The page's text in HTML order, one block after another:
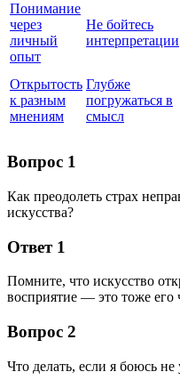
Понимание
через
личный
опыт
Не бойтесь
интерпретации
Открытость
к разным
мнениям
Глубже
погружаться в
смысл
Вопрос 1
Как преодолеть страх
искусства?
Ответ 1
Помните, что искусство
восприятие — это тоже его
Вопрос 2
Что делать, если я боюсь